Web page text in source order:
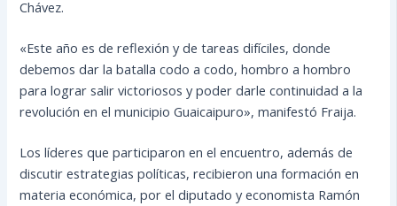
Chávez.
«Este año es de reflexión y de tareas difíciles, donde
debemos dar la batalla codo a codo, hombro a hombro
para lograr salir victoriosos y poder darle continuidad a la
revolución en el municipio Guaicaipuro», manifestó Fraija.
Los líderes que participaron en el encuentro, además de
discutir estrategias políticas, recibieron una formación en
materia económica, por el diputado y economista Ramón